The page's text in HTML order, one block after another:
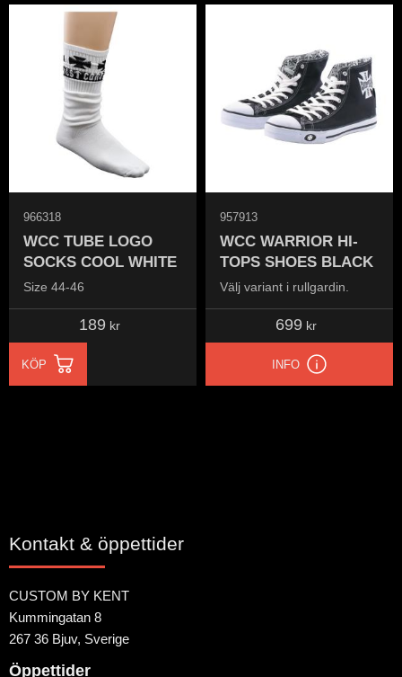
WCC TUBE LOGO
SOCKS COOL WHITE
Size 44-46
966318
189 kr
KÖP
WCC WARRIOR HI-
TOPS SHOES BLACK
Välj variant i rullgardin.
957913
699 kr
INFO
Kontakt & öppettider
CUSTOM BY KENT
Kummingatan 8
267 36 Bjuv, Sverige
Öppettider